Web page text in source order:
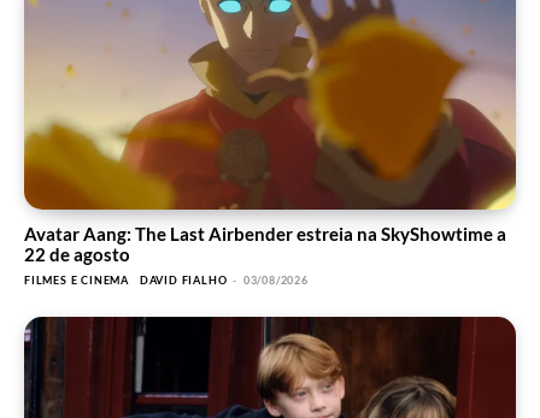
Avatar Aang: The Last Airbender estreia na SkyShowtime a
22 de agosto
FILMES E CINEMA DAVID FIALHO - 03/08/2026